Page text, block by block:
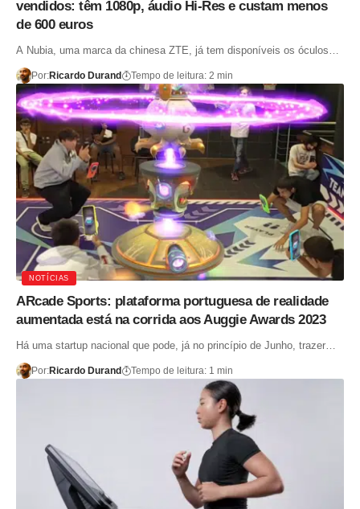
vendidos: têm 1080p, áudio Hi-Res e custam menos
de 600 euros
A Nubia, uma marca da chinesa ZTE, já tem disponíveis os óculos…
Por:Ricardo Durand Tempo de leitura: 2 min
NOTÍCIAS
ARcade Sports: plataforma portuguesa de realidade
aumentada está na corrida aos Auggie Awards 2023
Há uma startup nacional que pode, já no princípio de Junho, trazer…
Por:Ricardo Durand Tempo de leitura: 1 min